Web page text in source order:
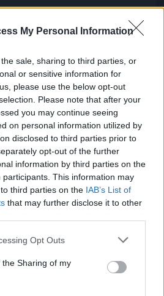
My Personal Information
sale, sharing to third parties, or
or sensitive information for
please use the below opt-out
Please note that after your
you may continue seeing
on personal information utilized by
disclosed to third parties prior to
opt-out of the further
information by third parties on the
participants. This information may
third parties on the IAB’s List of
that may further disclose it to other
app uses one or more Google
usage behaviour. You may click to
Google and its third-party tags to
purposes in below Google
Opt Outs
Sharing of my
szép
#6
még kép!